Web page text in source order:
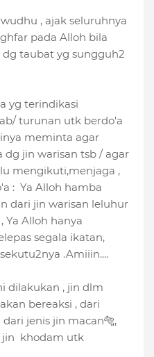
, ajak seluruhnya
pada Alloh bila
taubat yg sungguh2
yg terindikasi
turunan utk berdo'a
meminta agar
jin warisan tsb / agar
mengikuti,menjaga ,
: Ya Alloh hamba
dari jin warisan leluhur
Alloh hanya
segala ikatan,
.Amiiin....
dilakukan , jin dlm
bereaksi , dari
jenis jin macan🐅,
jin khodam utk